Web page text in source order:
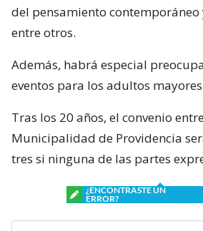
del pensamiento
entre otros.
Además, habrá especial
eventos para los adultos
Tras los 20 años, el convenio
Municipalidad de Providencia
tres si ninguna de las partes
¿ENCONTRASTE UN
ERROR?